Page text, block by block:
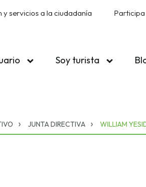
y servicios a la ciudadanía Participa
Soy turista
JUNTA DIRECTIVA WILLIAM